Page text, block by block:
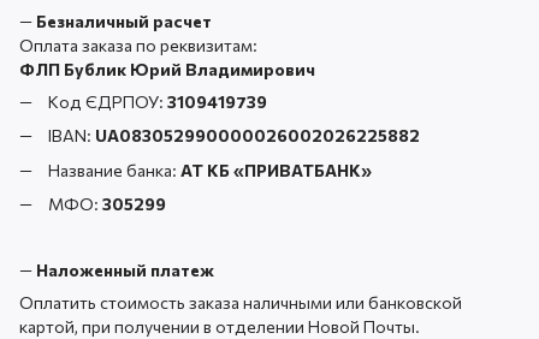
— Безналичный расчет
Оплата заказа по реквизитам:
ФЛП Бублик Юрий Владимирович
Код ЄДРПОУ: 3109419739
IBAN: UA083052990000026002026225882
Название банка: АТ КБ «ПРИВАТБАНК»
МФО: 305299
— Наложенный платеж
Оплатить стоимость заказа наличными или банковской
картой, при получении в отделении Новой Почты.